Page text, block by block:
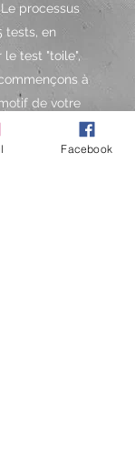
processus
tests, en
test "toile",
à
de votre
en coton.
test, nousFacebook